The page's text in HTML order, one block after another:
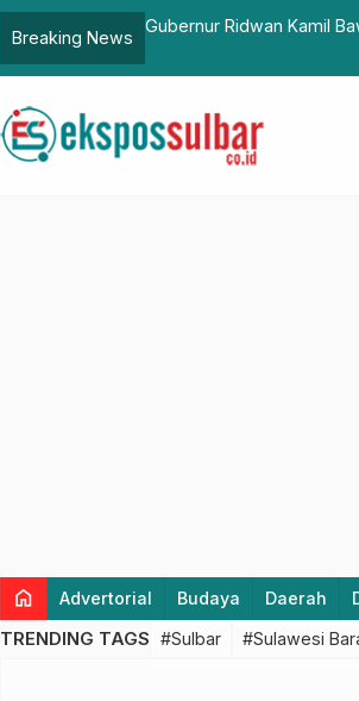
Breaking News
Gerakan Edukasi
home Advertorial Budaya Daerah
TRENDING TAGS #Sulbar #Sulawesi